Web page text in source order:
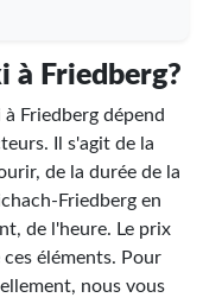
à Friedberg?
Friedberg dépend
Il s'agit de la
de la durée de la
Friedberg en
de l'heure. Le prix
éléments. Pour
nous vous